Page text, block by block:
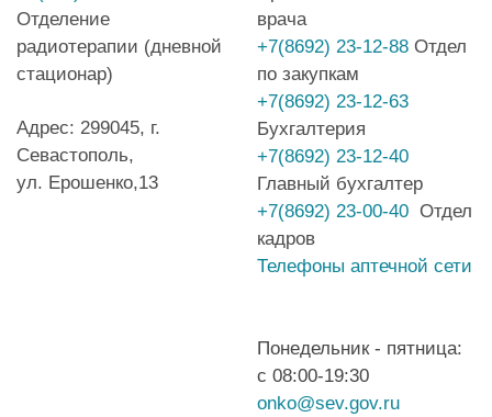
Отделение
радиотерапии (дневной
стационар)
Адрес: 299045, г.
Севастополь,
ул. Ерошенко,13
врача
+7(8692) 23-12-88 Отдел
по закупкам
+7(8692) 23-12-63
Бухгалтерия
+7(8692) 23-12-40
Главный бухгалтер
+7(8692) 23-00-40 Отдел
кадров
Телефоны аптечной сети
Понедельник - пятница:
с 08:00-19:30
onko@sev.gov.ru